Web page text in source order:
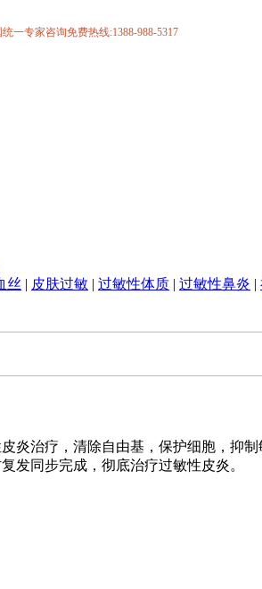
一专家咨询免费热线:1388-988-5317
丝 | 皮肤过敏 | 过敏性体质 | 过敏性鼻炎 |
炎治疗，清除自由基，保护细胞，抑
发同步完成，彻底治疗过敏性皮炎。